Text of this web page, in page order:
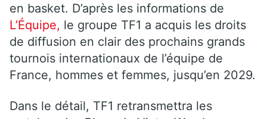
en basket. D’après les informations de
L’Équipe, le groupe TF1 a acquis les droits
de diffusion en clair des prochains grands
tournois internationaux de l’équipe de
France, hommes et femmes, jusqu’en 2029.
Dans le détail, TF1 retransmettra les